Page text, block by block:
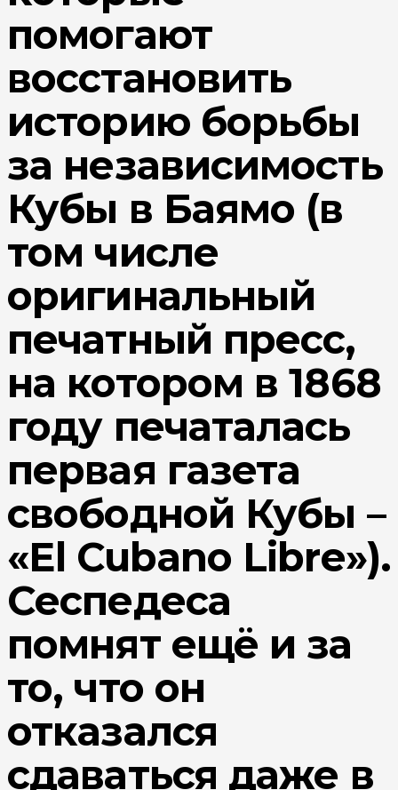
помогают
восстановить
историю борьбы
за независимость
Кубы в Баямо (в
том числе
оригинальный
печатный пресс,
на котором в 1868
году печаталась
первая газета
свободной Кубы –
«El Cubano Libre»).
Сеспедеса
помнят ещё и за
то, что он
отказался
сдаваться даже в